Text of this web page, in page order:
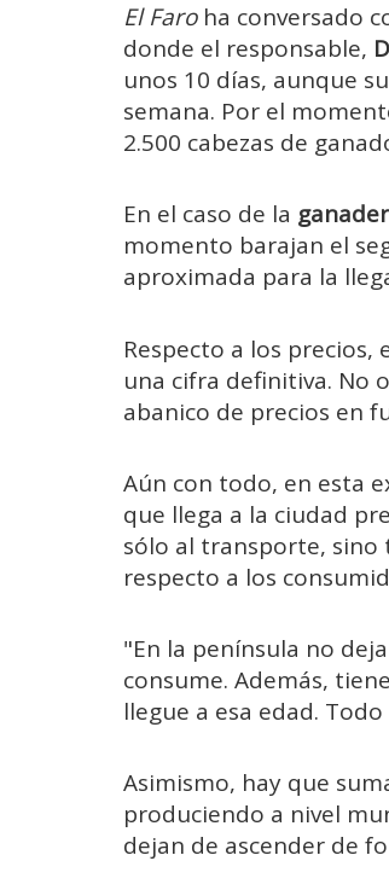
El Faroha conversado
donde el responsable,
unos 10 días, aunque
semana. Por el
2.500 cabezas de
En el caso de la
momento barajan el
aproximada para la
Respecto a los
una cifra definitiva. No
abanico de precios en
Aún con todo, en esta
que llega a la ciudad
sólo al transporte, sino
respecto a los
"En la península no
consume. Además,
llegue a esa edad.
Asimismo, hay que
produciendo a nivel
dejan de ascender de